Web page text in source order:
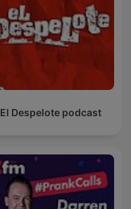
El Despelote podcast